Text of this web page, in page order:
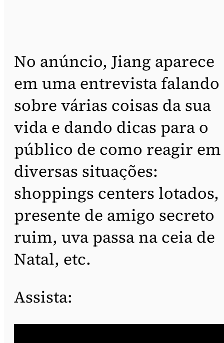
No anúncio, Jiang aparece
em uma entrevista falando
sobre várias coisas da sua
vida e dando dicas para o
público de como reagir em
diversas situações:
shoppings centers lotados,
presente de amigo secreto
ruim, uva passa na ceia de
Natal, etc.
Assista: